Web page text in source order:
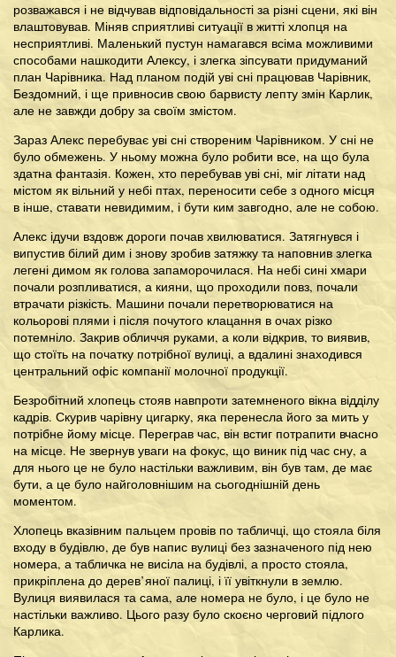
розважався і не відчував відповідальності за різні сцени, які він
влаштовував. Міняв сприятливі ситуації в житті хлопця на
несприятливі. Маленький пустун намагався всіма можливими
способами нашкодити Алексу, і злегка зіпсувати придуманий
план Чарівника. Над планом подій уві сні працював Чарівник,
Бездомний, і ще привносив свою барвисту лепту змін Карлик,
але не завжди добру за своїм змістом.
Зараз Алекс перебуває уві сні створеним Чарівником. У сні не
було обмежень. У ньому можна було робити все, на що була
здатна фантазія. Кожен, хто перебував уві сні, міг літати над
містом як вільний у небі птах, переносити себе з одного місця
в інше, ставати невидимим, і бути ким завгодно, але не собою.
Алекс ідучи вздовж дороги почав хвилюватися. Затягнувся і
випустив білий дим і знову зробив затяжку та наповнив злегка
легені димом як голова запаморочилася. На небі сині хмари
почали розпливатися, а кияни, що проходили повз, почали
втрачати різкість. Машини почали перетворюватися на
кольорові плями і після почутого клацання в очах різко
потемніло. Закрив обличчя руками, а коли відкрив, то виявив,
що стоїть на початку потрібної вулиці, а вдалині знаходився
центральний офіс компанії молочної продукції.
Безробітний хлопець стояв навпроти затемненого вікна відділу
кадрів. Скурив чарівну цигарку, яка перенесла його за мить у
потрібне йому місце. Переграв час, він встиг потрапити вчасно
на місце. Не звернув уваги на фокус, що виник під час сну, а
для нього це не було настільки важливим, він був там, де має
бути, а це було найголовнішим на сьогоднішній день
моментом.
Хлопець вказівним пальцем провів по табличці, що стояла біля
входу в будівлю, де був напис вулиці без зазначеного під нею
номера, а табличка не висіла на будівлі, а просто стояла,
прикріплена до дерев’яної палиці, і її увіткнули в землю.
Вулиця виявилася та сама, але номера не було, і це було не
настільки важливо. Цього разу було скоєно черговий підлого
Карлика.